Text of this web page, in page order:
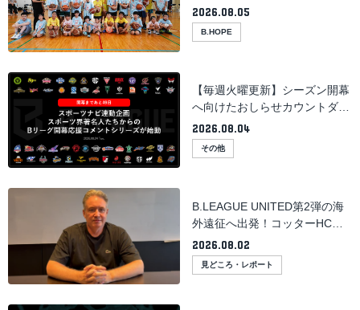
崎大学医学部附属病院訪問・交
流イベント ～
2026.08.05
B.HOPE
【毎週火曜更新】シーズン開幕
へ向けたおしらせカウントダウ
ン
2026.08.04
その他
B.LEAGUE UNITED第2弾の海
外遠征へ出発！コッターHCが
語るNBL強豪への挑戦と成長へ
の期待
2026.08.02
見どころ・レポート